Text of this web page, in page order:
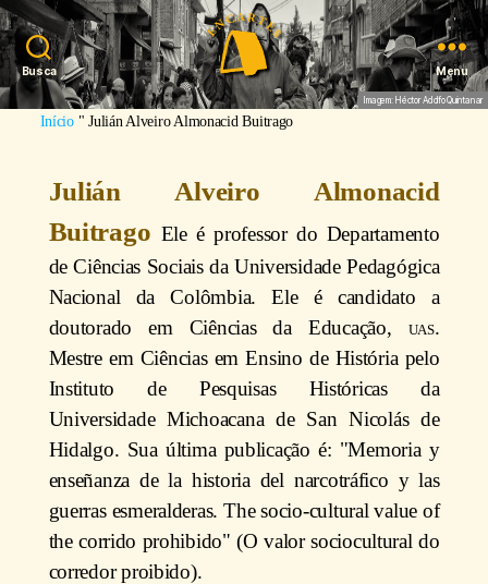
Busca Menu
Imagem: Héctor Adolfo Quintanar
Início"Julián Alveiro Almonacid Buitrago
Julián Alveiro Almonacid
Buitrago Ele é professor do Departamento
de Ciências Sociais da Universidade Pedagógica
Nacional da Colômbia. Ele é candidato a
doutorado em Ciências da Educação, uas.
Mestre em Ciências em Ensino de História pelo
Instituto de Pesquisas Históricas da
Universidade Michoacana de San Nicolás de
Hidalgo. Sua última publicação é: "Memoria y
enseñanza de la historia del narcotráfico y las
guerras esmeralderas. The socio-cultural value of
the corrido prohibido" (O valor sociocultural do
corredor proibido).